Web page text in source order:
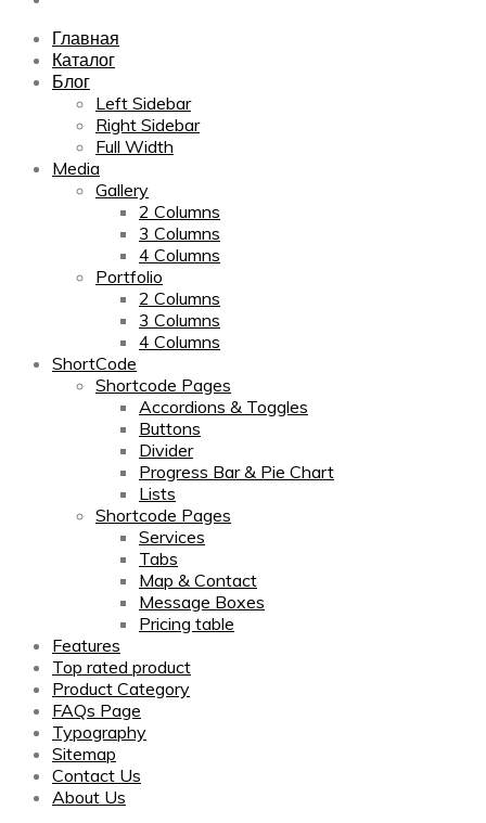
Главная
Каталог
Блог
Left Sidebar
Right Sidebar
Full Width
Media
Gallery
2 Columns
3 Columns
4 Columns
Portfolio
2 Columns
3 Columns
4 Columns
ShortCode
Shortcode Pages
Accordions & Toggles
Buttons
Divider
Progress Bar & Pie Chart
Lists
Shortcode Pages
Services
Tabs
Map & Contact
Message Boxes
Pricing table
Features
Top rated product
Product Category
FAQs Page
Typography
Sitemap
Contact Us
About Us